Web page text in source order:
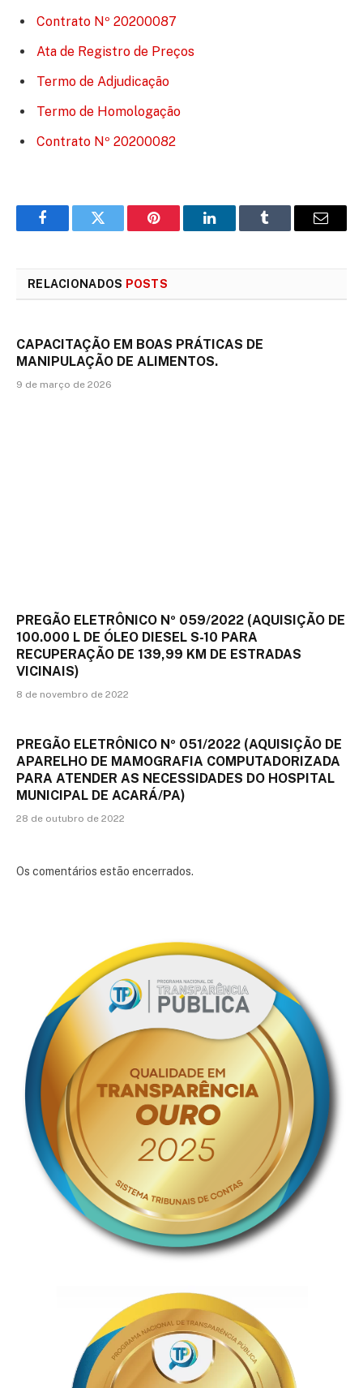
Contrato Nº 20200087
Ata de Registro de Preços
Termo de Adjudicação
Termo de Homologação
Contrato Nº 20200082
FacebookTwitter Pinterest LinkedInTumblr
E-
RELACIONADOS POSTS
CAPACITAÇÃO EM BOAS PRÁTICAS DE
MANIPULAÇÃO DE ALIMENTOS.
9 de março de 2026
PREGÃO ELETRÔNICO Nº 059/2022 (AQUISIÇÃO DE
100.000 L DE ÓLEO DIESEL S-10 PARA
RECUPERAÇÃO DE 139,99 KM DE ESTRADAS
VICINAIS)
8 de novembro de 2022
PREGÃO ELETRÔNICO Nº 051/2022 (AQUISIÇÃO DE
APARELHO DE MAMOGRAFIA COMPUTADORIZADA
PARA ATENDER AS NECESSIDADES DO HOSPITAL
MUNICIPAL DE ACARÁ/PA)
28 de outubro de 2022
Os comentários estão encerrados.